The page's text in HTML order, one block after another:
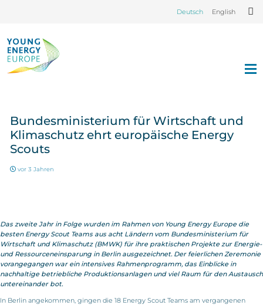
Deutsch English
Bundesministerium für Wirtschaft und
Klimaschutz ehrt europäische Energy
Scouts
vor 3 Jahren
Das zweite Jahr in Folge wurden im Rahmen von Young Energy Europe die
besten Energy Scout Teams aus acht Ländern vom Bundesministerium für
Wirtschaft und Klimaschutz (BMWK) für ihre praktischen Projekte zur Energie-
und Ressourceneinsparung in Berlin ausgezeichnet. Der feierlichen Zeremonie
vorangegangen war ein intensives Rahmenprogramm, das Einblicke in
nachhaltige betriebliche Produktionsanlagen und viel Raum für den Austausch
untereinander bot.
In Berlin angekommen, gingen die 18 Energy Scout Teams am vergangenen